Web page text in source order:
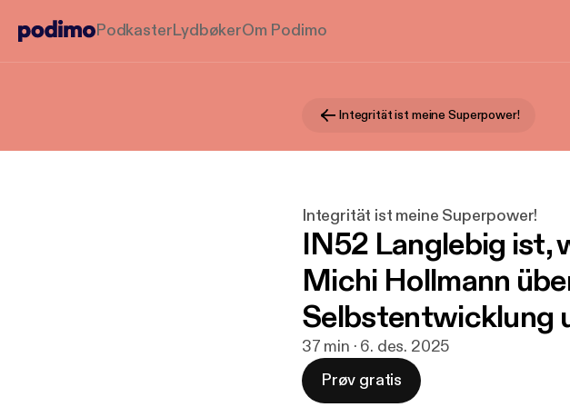
PodkasterLydbøkerOm Podimo
Integrität ist meine Superpower!
Integrität ist meine Superpower!
IN52 Langlebig ist,
Michi Hollmann
Selbstentwicklung
37 min · 6. des. 2025
Prøv gratis